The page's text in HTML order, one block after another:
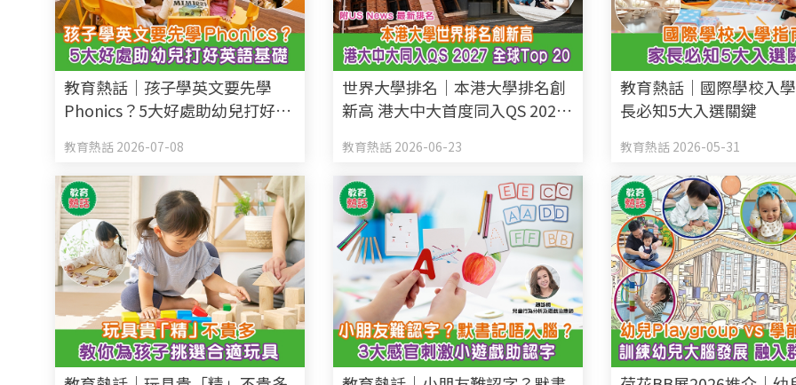
教育熱話｜孩子學英文要先學
Phonics？5大好處助幼兒打好英
教育熱話 2026-07-08
世界大學排名｜本港大學排名創
新高 港大中大首度同入QS 2027
教育熱話 2026-06-23
教育熱話｜國際學校入
長必知5大入選關鍵
教育熱話 2026-05-31